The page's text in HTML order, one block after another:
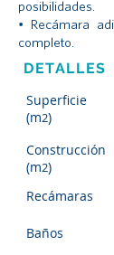
posibilidades.
• Recámara
completo.
DETALLES
Superficie
(m2)
Construcción
(m2)
Recámaras
Baños